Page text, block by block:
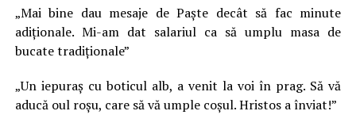
„Mai bine dau mesaje de Paşte decât să fac minute
adiţionale. Mi-am dat salariul ca să umplu masa de
bucate tradiţionale”
„Un iepuraş cu boticul alb, a venit la voi în prag. Să vă
aducă oul roşu, care să vă umple coşul. Hristos a înviat!”